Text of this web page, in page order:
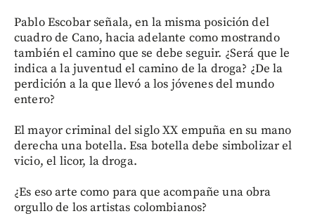
Pablo Escobar señala, en la misma posición del
cuadro de Cano, hacia adelante como mostrando
también el camino que se debe seguir. ¿Será que le
indica a la juventud el camino de la droga? ¿De la
perdición a la que llevó a los jóvenes del mundo
entero?
El mayor criminal del siglo XX empuña en su mano
derecha una botella. Esa botella debe simbolizar el
vicio, el licor, la droga.
¿Es eso arte como para que acompañe una obra
orgullo de los artistas colombianos?